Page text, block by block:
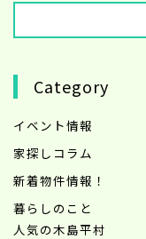
Category
イベント情報
家探しコラム
新着物件情報！
暮らしのこと
人気の木島平村